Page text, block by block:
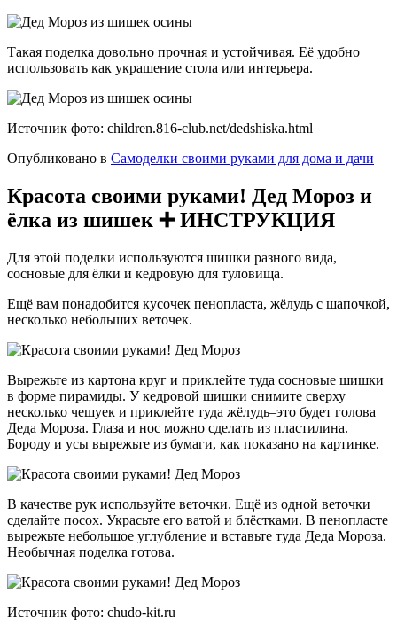
Такая поделка довольно прочная и устойчивая. Её удобно
использовать как украшение стола или интерьера.
Источник фото: children.816-club.net/dedshiska.html
Опубликовано в Самоделки своими руками для дома и дачи
Красота своими руками! Дед Мороз и
ёлка из шишек ➕ ИНСТРУКЦИЯ
Для этой поделки используются шишки разного вида,
сосновые для ёлки и кедровую для туловища.
Ещё вам понадобится кусочек пенопласта, жёлудь с шапочкой,
несколько небольших веточек.
Вырежьте из картона круг и приклейте туда сосновые шишки
в форме пирамиды. У кедровой шишки снимите сверху
несколько чешуек и приклейте туда жёлудь–это будет голова
Деда Мороза. Глаза и нос можно сделать из пластилина.
Бороду и усы вырежьте из бумаги, как показано на картинке.
В качестве рук используйте веточки. Ещё из одной веточки
сделайте посох. Украсьте его ватой и блёстками. В пенопласте
вырежьте небольшое углубление и вставьте туда Деда Мороза.
Необычная поделка готова.
Источник фото: chudo-kit.ru